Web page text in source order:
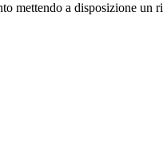
mettendo a disposizione un